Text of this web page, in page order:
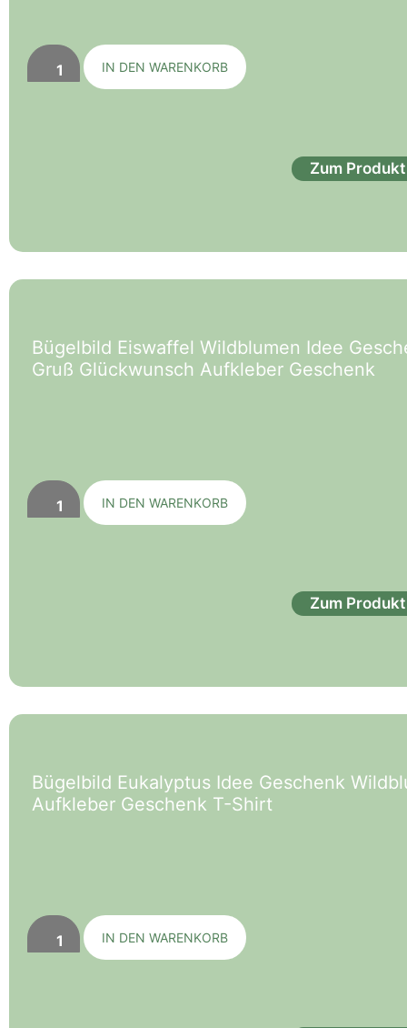
IN DEN WARENKORB
Zum Produkt
Bügelbild Eiswaffel Wildblumen Idee
Gruß Glückwunsch Aufkleber Geschenk
IN DEN WARENKORB
Zum Produkt
Bügelbild Eukalyptus Idee Geschenk
Aufkleber Geschenk T-Shirt
IN DEN WARENKORB